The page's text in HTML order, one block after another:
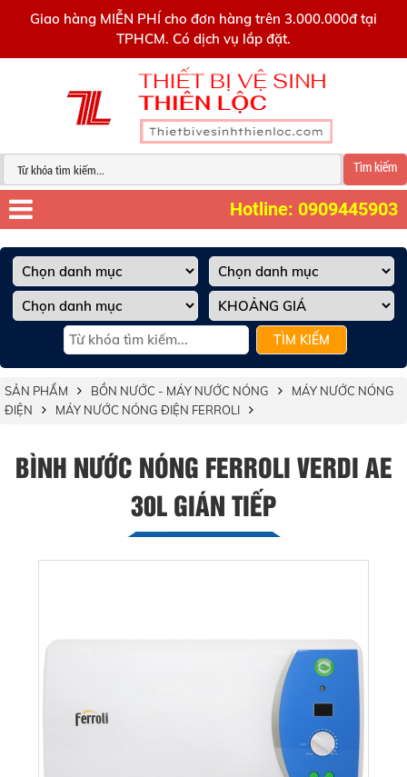
Giao hàng MIỄN PHÍ cho đơn hàng trên 3.000.000đ tại
TPHCM. Có dịch vụ lắp đặt.
Tìm kiếm
Hotline: 0909445903
TÌM KIẾM
SẢN PHẨM BỒN NƯỚC - MÁY NƯỚC NÓNG
MÁY NƯỚC NÓNG
ĐIỆN
MÁY NƯỚC NÓNG ĐIỆN FERROLI
BÌNH NƯỚC NÓNG FERROLI VERDI AE
30L GIÁN TIẾP
0909445903